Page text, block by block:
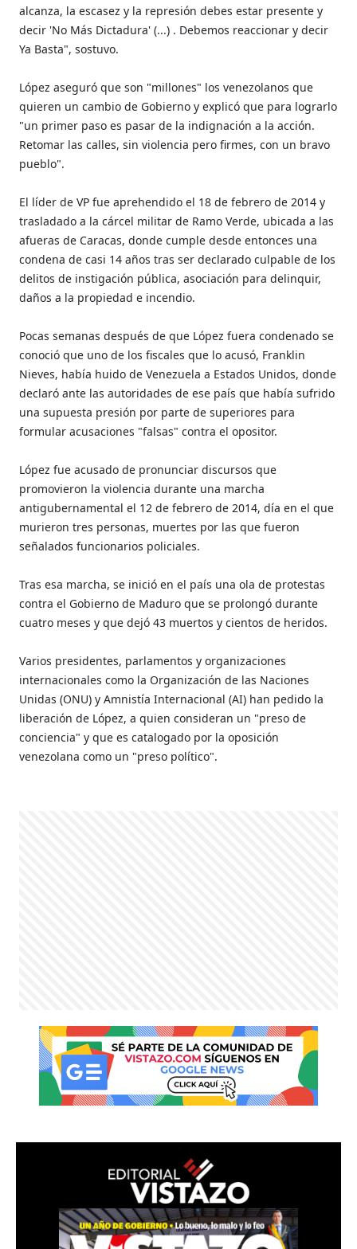
alcanza, la escasez y la represión debes estar presente y
decir 'No Más Dictadura' (...) . Debemos reaccionar y decir
Ya Basta", sostuvo.
López aseguró que son "millones" los venezolanos que
quieren un cambio de Gobierno y explicó que para lograrlo
"un primer paso es pasar de la indignación a la acción.
Retomar las calles, sin violencia pero firmes, con un bravo
pueblo".
El líder de VP fue aprehendido el 18 de febrero de 2014 y
trasladado a la cárcel militar de Ramo Verde, ubicada a las
afueras de Caracas, donde cumple desde entonces una
condena de casi 14 años tras ser declarado culpable de los
delitos de instigación pública, asociación para delinquir,
daños a la propiedad e incendio.
Pocas semanas después de que López fuera condenado se
conoció que uno de los fiscales que lo acusó, Franklin
Nieves, había huido de Venezuela a Estados Unidos, donde
declaró ante las autoridades de ese país que había sufrido
una supuesta presión por parte de superiores para
formular acusaciones "falsas" contra el opositor.
López fue acusado de pronunciar discursos que
promovieron la violencia durante una marcha
antigubernamental el 12 de febrero de 2014, día en el que
murieron tres personas, muertes por las que fueron
señalados funcionarios policiales.
Tras esa marcha, se inició en el país una ola de protestas
contra el Gobierno de Maduro que se prolongó durante
cuatro meses y que dejó 43 muertos y cientos de heridos.
Varios presidentes, parlamentos y organizaciones
internacionales como la Organización de las Naciones
Unidas (ONU) y Amnistía Internacional (AI) han pedido la
liberación de López, a quien consideran un "preso de
conciencia" y que es catalogado por la oposición
venezolana como un "preso político".